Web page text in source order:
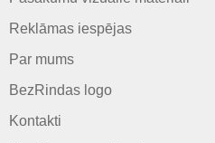
Reklāmas iespējas
Par mums
BezRindas logo
Kontakti